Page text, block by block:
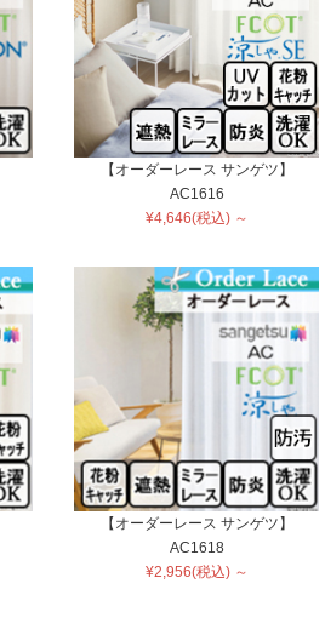
【オーダーレース サンゲツ】
AC1616
¥4,646(税込) ～
【オーダーレース サンゲツ】
AC1618
¥2,956(税込) ～